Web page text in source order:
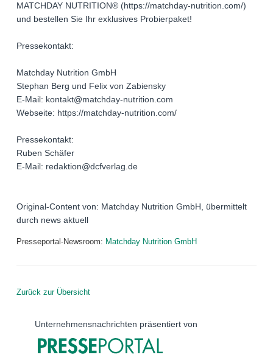
MATCHDAY NUTRITION® (https://matchday-nutrition.com/)
und bestellen Sie Ihr exklusives Probierpaket!
Pressekontakt:
Matchday Nutrition GmbH
Stephan Berg und Felix von Zabiensky
E-Mail: kontakt@matchday-nutrition.com
Webseite: https://matchday-nutrition.com/
Pressekontakt:
Ruben Schäfer
E-Mail: redaktion@dcfverlag.de
Original-Content von: Matchday Nutrition GmbH, übermittelt
durch news aktuell
Presseportal-Newsroom: Matchday Nutrition GmbH
Zurück zur Übersicht
Unternehmensnachrichten präsentiert von